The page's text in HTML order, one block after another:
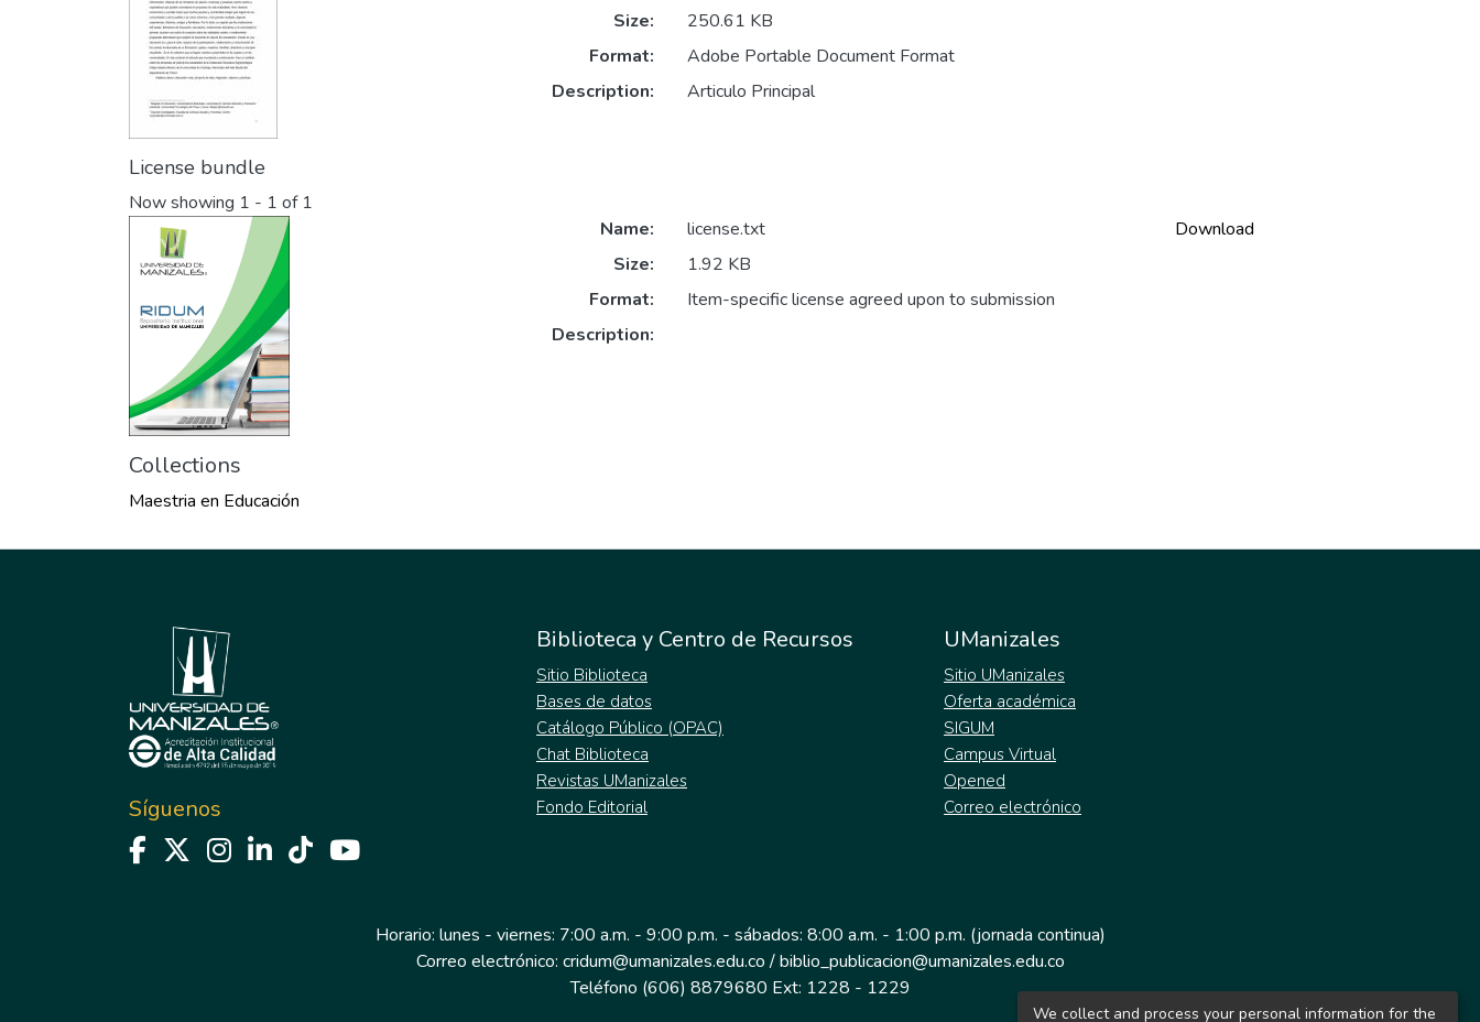
Size:
250.61 KB
Format:
Adobe Portable Document Format
Description:
Articulo Principal
License bundle
Now showing 1 - 1 of 1
Name:
license.txt
Size:
1.92 KB
Format:
Item-specific license agreed upon to submission
Description:
Download
Collections
Maestria en Educación
Síguenos
Biblioteca y Centro de Recursos
Sitio Biblioteca
Bases de datos
Catálogo Público (OPAC)
Chat Biblioteca
Revistas UManizales
Fondo Editorial
UManizales
Sitio UManizales
Oferta académica
SIGUM
Campus Virtual
Opened
Correo electrónico
Horario: lunes - viernes: 7:00 a.m. - 9:00 p.m. - sábados: 8:00 a.m. - 1:00 p.m. (jornada continua)
Correo electrónico: cridum@umanizales.edu.co / biblio_publicacion@umanizales.edu.co
Teléfono (606) 8879680 Ext: 1228 - 1229
We collect and process your personal information for the